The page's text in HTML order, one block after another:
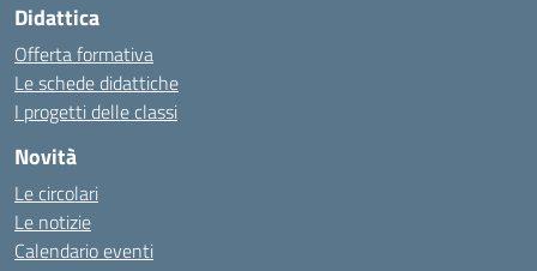
Didattica
Offerta formativa
Le schede didattiche
I progetti delle classi
Novità
Le circolari
Le notizie
Calendario eventi